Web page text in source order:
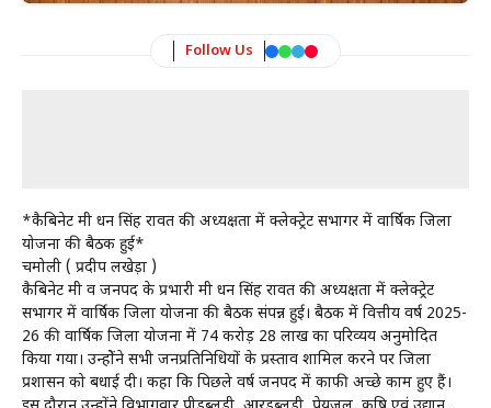
Follow Us
*कैबिनेट मंत्री धन सिंह रावत की अध्यक्षता में क्लेक्ट्रेट सभागर में वार्षिक जिला
योजना की बैठक हुई*
चमोली ( प्रदीप लखेड़ा )
कैबिनेट मंत्री व जनपद के प्रभारी मंत्री धन सिंह रावत की अध्यक्षता में क्लेक्ट्रेट
सभागर में वार्षिक जिला योजना की बैठक संपन्न हुई। बैठक में वित्तीय वर्ष 2025-
26 की वार्षिक जिला योजना में 74 करोड़ 28 लाख का परिव्यय अनुमोदित
किया गया। उन्होेंने सभी जनप्रतिनिधियों के प्रस्ताव शामिल करने पर जिला
प्रशासन को बधाई दी। कहा कि पिछले वर्ष जनपद में काफी अच्छे काम हुए हैं।